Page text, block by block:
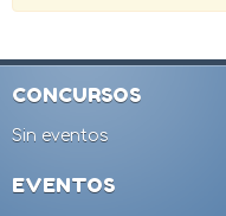
CONCURSOS
Sin eventos
EVENTOS